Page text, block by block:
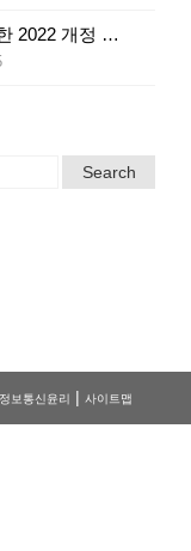
2026학년도 환일고등학교 학생을 위한 2022 개정 교육과정 선택 과목 안내서
Search
정보통신윤리 | 사이트맵